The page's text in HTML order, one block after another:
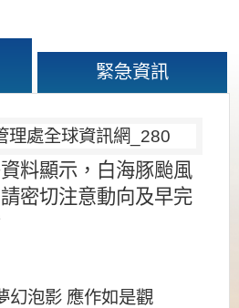
緊急資訊
料顯示，白海豚颱風
密切注意動向及早完
幻泡影 應作如是觀